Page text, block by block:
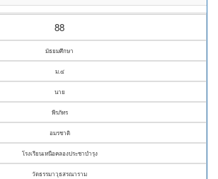
88
มัธยมศึกษา
ม.๔
นาย
พีรภัทร
อมรชาติ
โรงเรียนเหนือคลองประชาบำรุง
วัดธรรมาวุธสรณาราม